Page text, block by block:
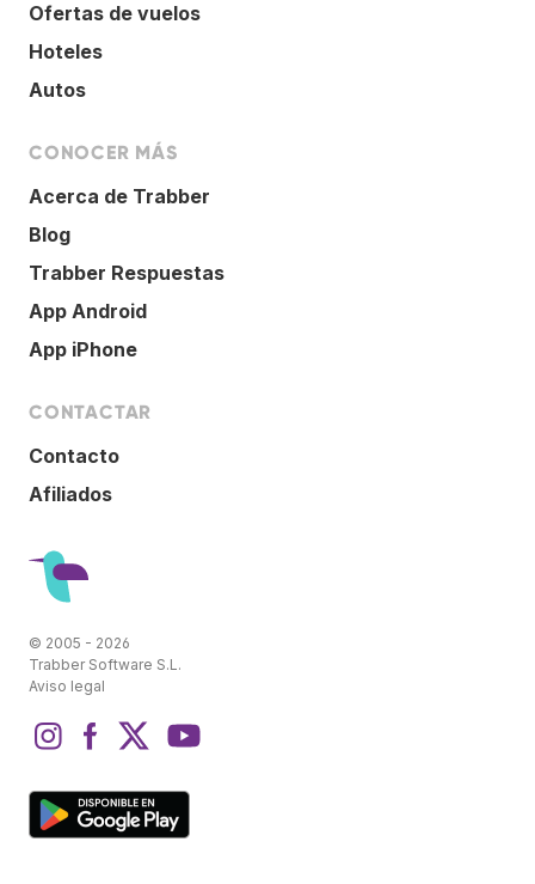
Ofertas de vuelos
Hoteles
Autos
CONOCER MÁS
Acerca de Trabber
Blog
Trabber Respuestas
App Android
App iPhone
CONTACTAR
Contacto
Afiliados
© 2005 - 2026
Trabber Software S.L.
Aviso legal